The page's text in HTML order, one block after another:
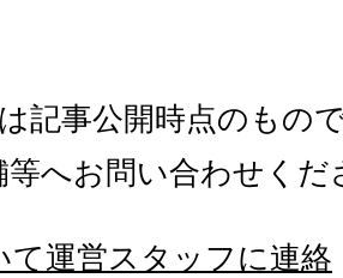
記事公開時点のもの
等へお問い合わせくだ
て運営スタッフに連絡